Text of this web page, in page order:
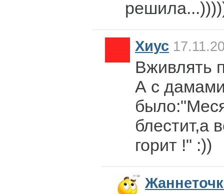
Хиус
Вживлять
А с
блестит,а
горит !" :))